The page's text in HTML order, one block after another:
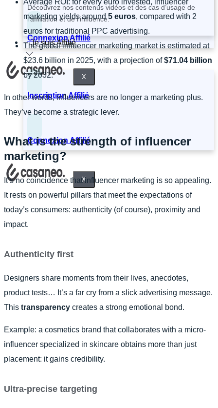
Connexion Affilié
X
Découvrez nos contenus vidéos et des cas d’usage de
l’affiliation et de l’influence.
Je suis Affilié
Inscription Affilié
Connexion Affilié
X
Average ROI: for every euro invested, influencer
marketing yields around5 euros, compared with 2
euros for traditional PPC advertising.
The global influencer marketing market is estimated at
$23.6 billion in 2025, with a projection of$71.04 billion
by 2032.
In other words, influencers are no longer a marketing plus.
They’ve become a strategic lever.
What is the strength of influencer
marketing?
It’s no coincidence that influencer marketing is so appealing.
It rests on powerful pillars that meet the expectations of
today’s consumers: authenticity (of course), proximity and
impact.
Authenticity first
Designers share moments from their lives, anecdotes,
product tests… It’s a far cry from a slick advertising message.
This transparency creates a strong emotional bond.
Example: a cosmetics brand that collaborates with a micro-
influencer specialized in skincare obtains more than just
placement: it gains credibility.
Ultra-precise targeting